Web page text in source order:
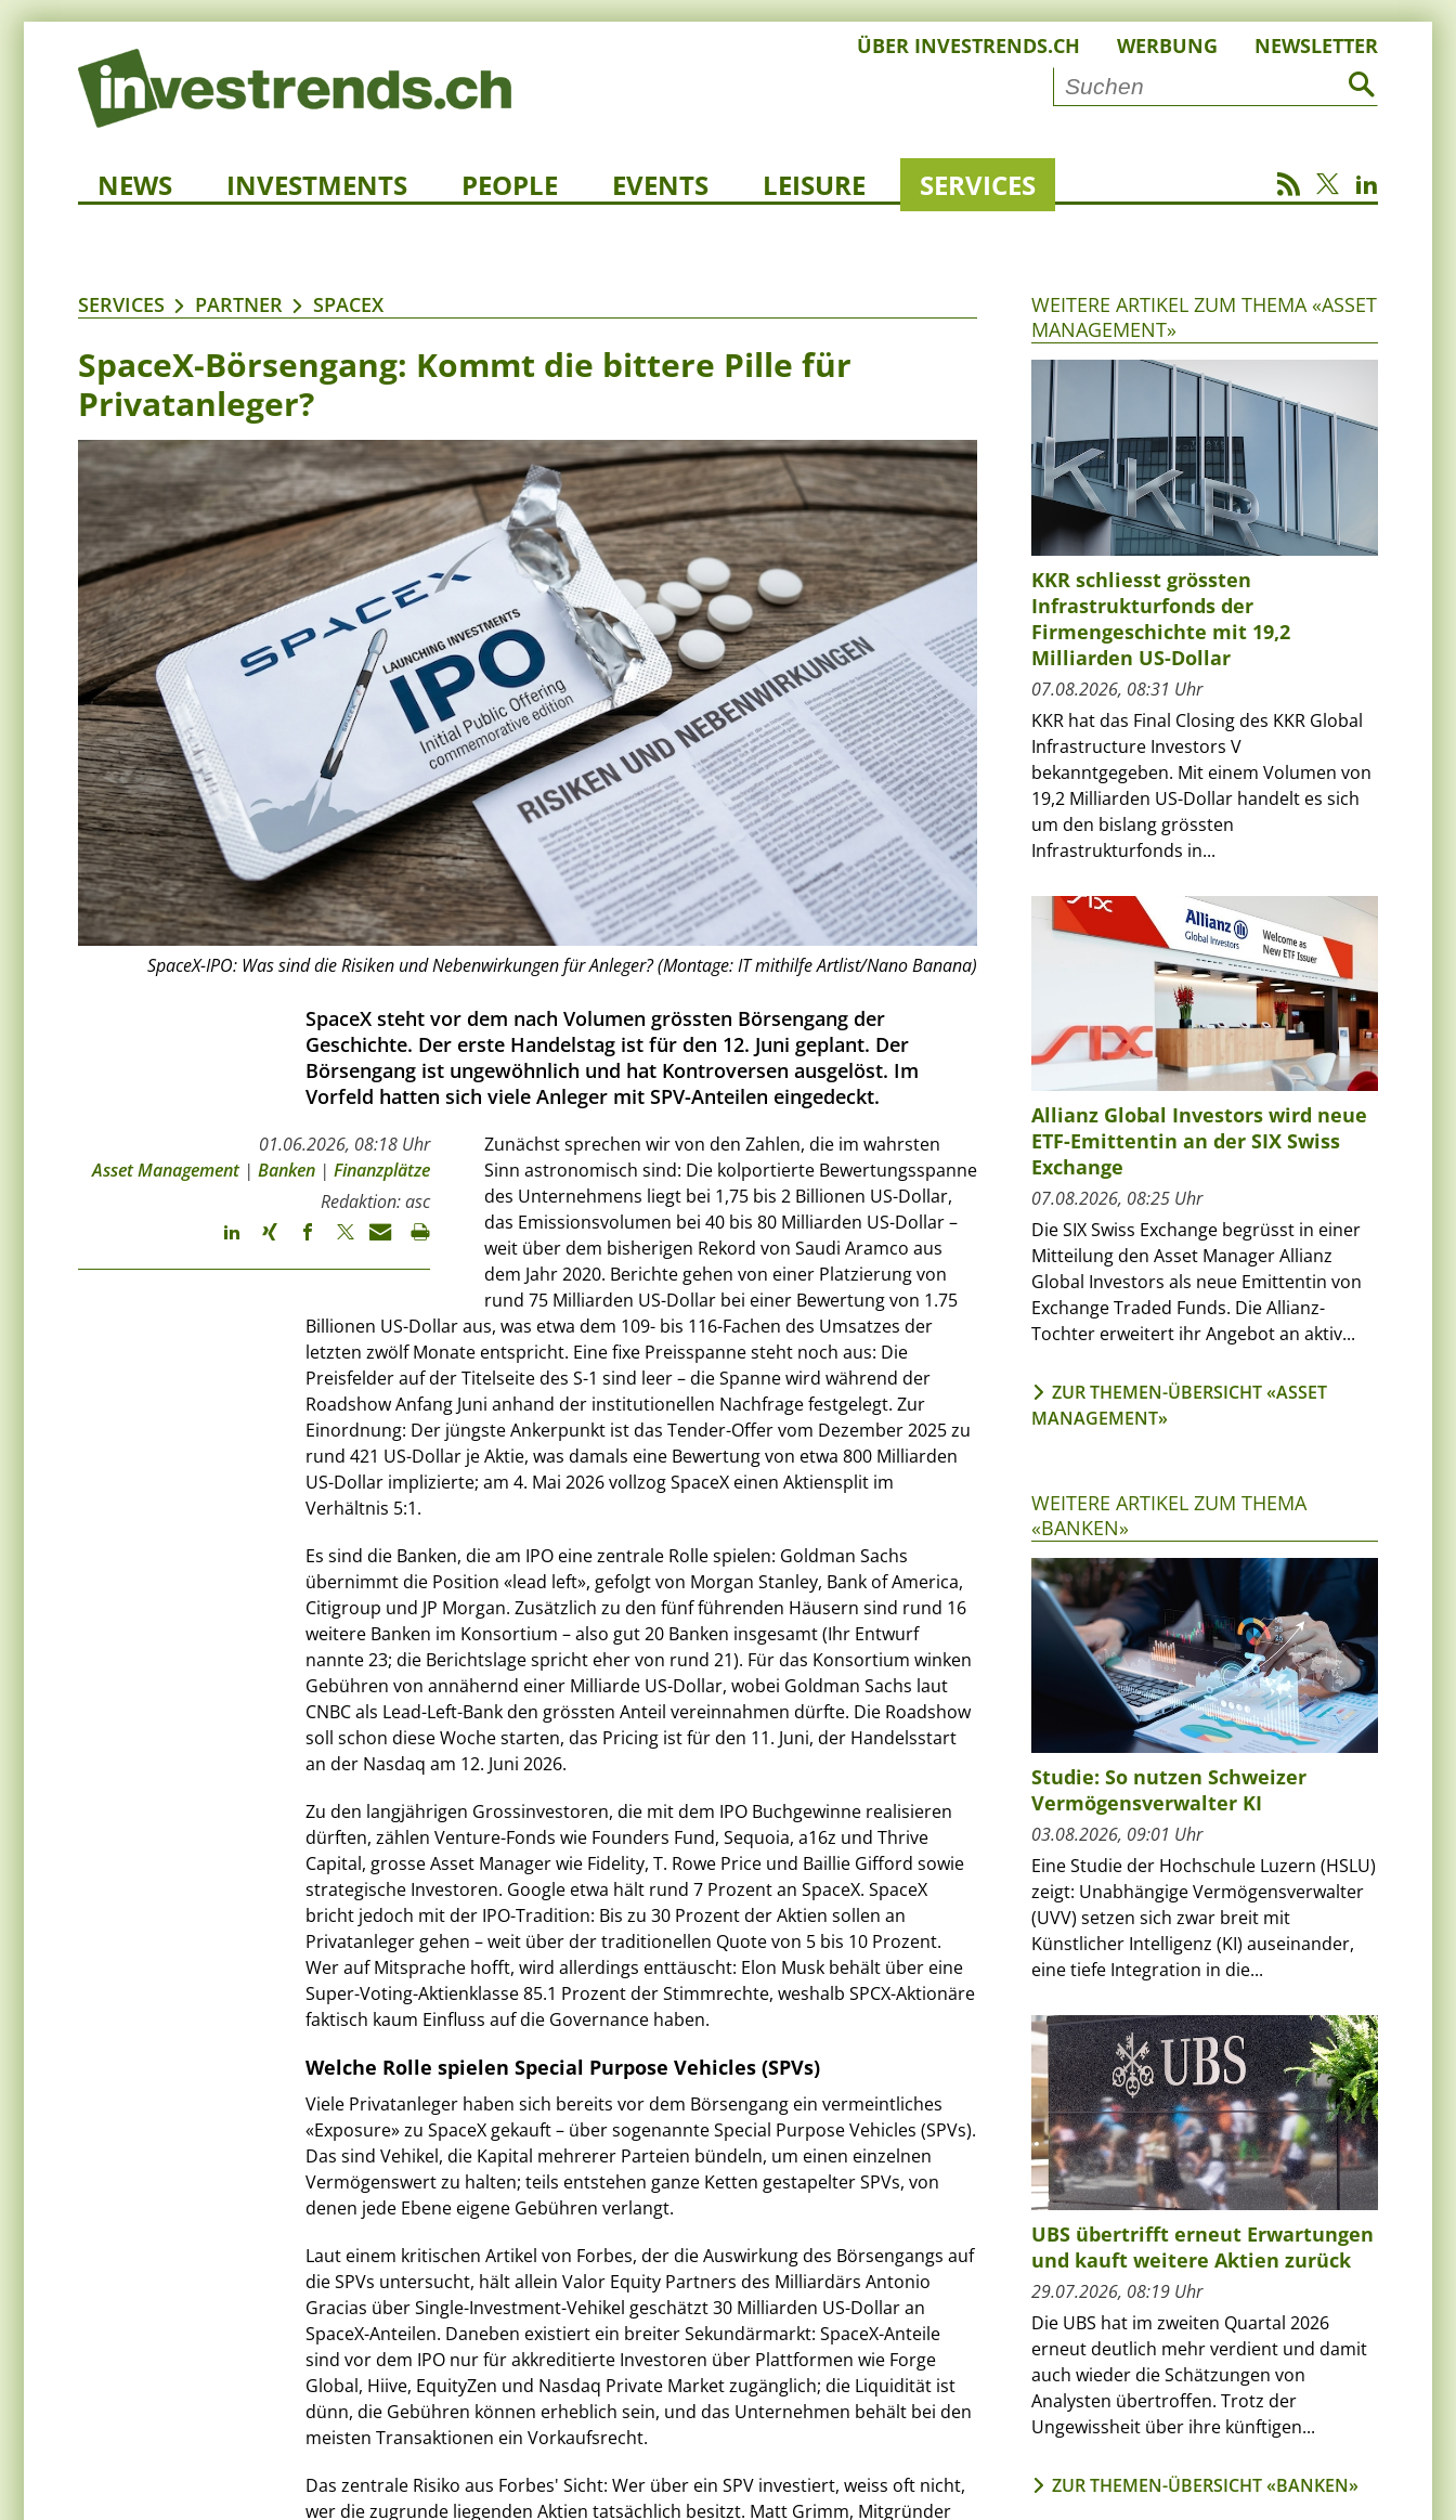
ÜBER INVESTRENDS.CH WERBUNG NEWSLETTER
NEWS INVESTMENTS PEOPLE EVENTS LEISURE SERVICES
SERVICES PARTNER SPACEX
SpaceX-Börsengang: Kommt die bittere Pille für
Privatanleger?
SpaceX-IPO: Was sind die Risiken und Nebenwirkungen für Anleger? (Montage: IT mithilfe Artlist/Nano Banana)
SpaceX steht vor dem nach Volumen grössten Börsengang der
Geschichte. Der erste Handelstag ist für den 12. Juni geplant. Der
Börsengang ist ungewöhnlich und hat Kontroversen ausgelöst. Im
Vorfeld hatten sich viele Anleger mit SPV-Anteilen eingedeckt.
01.06.2026, 08:18 Uhr
Asset Management| Banken | Finanzplätze
Redaktion: asc
Zunächst sprechen wir von den Zahlen, die im wahrsten
Sinn astronomisch sind: Die kolportierte Bewertungsspanne
des Unternehmens liegt bei 1,75 bis 2 Billionen US-Dollar,
das Emissionsvolumen bei 40 bis 80 Milliarden US-Dollar –
weit über dem bisherigen Rekord von Saudi Aramco aus
dem Jahr 2020. Berichte gehen von einer Platzierung von
rund 75 Milliarden US-Dollar bei einer Bewertung von 1.75
Billionen US-Dollar aus, was etwa dem 109- bis 116-Fachen des Umsatzes der
letzten zwölf Monate entspricht. Eine fixe Preisspanne steht noch aus: Die
Preisfelder auf der Titelseite des S-1 sind leer – die Spanne wird während der
Roadshow Anfang Juni anhand der institutionellen Nachfrage festgelegt. Zur
Einordnung: Der jüngste Ankerpunkt ist das Tender-Offer vom Dezember 2025 zu
rund 421 US-Dollar je Aktie, was damals eine Bewertung von etwa 800 Milliarden
US-Dollar implizierte; am 4. Mai 2026 vollzog SpaceX einen Aktiensplit im
Verhältnis 5:1.
Es sind die Banken, die am IPO eine zentrale Rolle spielen: Goldman Sachs
übernimmt die Position «lead left», gefolgt von Morgan Stanley, Bank of America,
Citigroup und JP Morgan. Zusätzlich zu den fünf führenden Häusern sind rund 16
weitere Banken im Konsortium – also gut 20 Banken insgesamt (Ihr Entwurf
nannte 23; die Berichtslage spricht eher von rund 21). Für das Konsortium winken
Gebühren von annähernd einer Milliarde US-Dollar, wobei Goldman Sachs laut
CNBC als Lead-Left-Bank den grössten Anteil vereinnahmen dürfte. Die Roadshow
soll schon diese Woche starten, das Pricing ist für den 11. Juni, der Handelsstart
an der Nasdaq am 12. Juni 2026.
Zu den langjährigen Grossinvestoren, die mit dem IPO Buchgewinne realisieren
dürften, zählen Venture-Fonds wie Founders Fund, Sequoia, a16z und Thrive
Capital, grosse Asset Manager wie Fidelity, T. Rowe Price und Baillie Gifford sowie
strategische Investoren. Google etwa hält rund 7 Prozent an SpaceX. SpaceX
bricht jedoch mit der IPO-Tradition: Bis zu 30 Prozent der Aktien sollen an
Privatanleger gehen – weit über der traditionellen Quote von 5 bis 10 Prozent.
Wer auf Mitsprache hofft, wird allerdings enttäuscht: Elon Musk behält über eine
Super-Voting-Aktienklasse 85.1 Prozent der Stimmrechte, weshalb SPCX-Aktionäre
faktisch kaum Einfluss auf die Governance haben.
Welche Rolle spielen Special Purpose Vehicles (SPVs)
Viele Privatanleger haben sich bereits vor dem Börsengang ein vermeintliches
«Exposure» zu SpaceX gekauft – über sogenannte Special Purpose Vehicles (SPVs).
Das sind Vehikel, die Kapital mehrerer Parteien bündeln, um einen einzelnen
Vermögenswert zu halten; teils entstehen ganze Ketten gestapelter SPVs, von
denen jede Ebene eigene Gebühren verlangt.
Laut einem kritischen Artikel von Forbes, der die Auswirkung des Börsengangs auf
die SPVs untersucht, hält allein Valor Equity Partners des Milliardärs Antonio
Gracias über Single-Investment-Vehikel geschätzt 30 Milliarden US-Dollar an
SpaceX-Anteilen. Daneben existiert ein breiter Sekundärmarkt: SpaceX-Anteile
sind vor dem IPO nur für akkreditierte Investoren über Plattformen wie Forge
Global, Hiive, EquityZen und Nasdaq Private Market zugänglich; die Liquidität ist
dünn, die Gebühren können erheblich sein, und das Unternehmen behält bei den
meisten Transaktionen ein Vorkaufsrecht.
Das zentrale Risiko aus Forbes' Sicht: Wer über ein SPV investiert, weiss oft nicht,
wer die zugrunde liegenden Aktien tatsächlich besitzt. Matt Grimm, Mitgründer
WEITERE ARTIKEL ZUM THEMA «ASSET
MANAGEMENT»
KKR schliesst grössten
Infrastrukturfonds der
Firmengeschichte mit 19,2
Milliarden US-Dollar
07.08.2026, 08:31 Uhr
KKR hat das Final Closing des KKR Global
Infrastructure Investors V
bekanntgegeben. Mit einem Volumen von
19,2 Milliarden US-Dollar handelt es sich
um den bislang grössten
Infrastrukturfonds in...
Allianz Global Investors wird neue
ETF-Emittentin an der SIX Swiss
Exchange
07.08.2026, 08:25 Uhr
Die SIX Swiss Exchange begrüsst in einer
Mitteilung den Asset Manager Allianz
Global Investors als neue Emittentin von
Exchange Traded Funds. Die Allianz-
Tochter erweitert ihr Angebot an aktiv...
ZUR THEMEN-ÜBERSICHT «ASSET
MANAGEMENT»
WEITERE ARTIKEL ZUM THEMA
«BANKEN»
Studie: So nutzen Schweizer
Vermögensverwalter KI
03.08.2026, 09:01 Uhr
Eine Studie der Hochschule Luzern (HSLU)
zeigt: Unabhängige Vermögensverwalter
(UVV) setzen sich zwar breit mit
Künstlicher Intelligenz (KI) auseinander,
eine tiefe Integration in die...
UBS übertrifft erneut Erwartungen
und kauft weitere Aktien zurück
29.07.2026, 08:19 Uhr
Die UBS hat im zweiten Quartal 2026
erneut deutlich mehr verdient und damit
auch wieder die Schätzungen von
Analysten übertroffen. Trotz der
Ungewissheit über ihre künftigen...
ZUR THEMEN-ÜBERSICHT «BANKEN»